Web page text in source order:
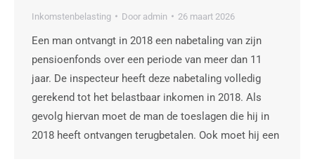
Inkomstenbelasting Door admin 26 maart 2026
Een man ontvangt in 2018 een nabetaling van zijn
pensioenfonds over een periode van meer dan 11
jaar. De inspecteur heeft deze nabetaling volledig
gerekend tot het belastbaar inkomen in 2018. Als
gevolg hiervan moet de man de toeslagen die hij in
2018 heeft ontvangen terugbetalen. Ook moet hij een